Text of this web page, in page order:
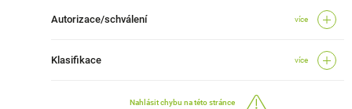
Autorizace/schválení více
Klasifikace více
Nahlásit chybu na této stránce